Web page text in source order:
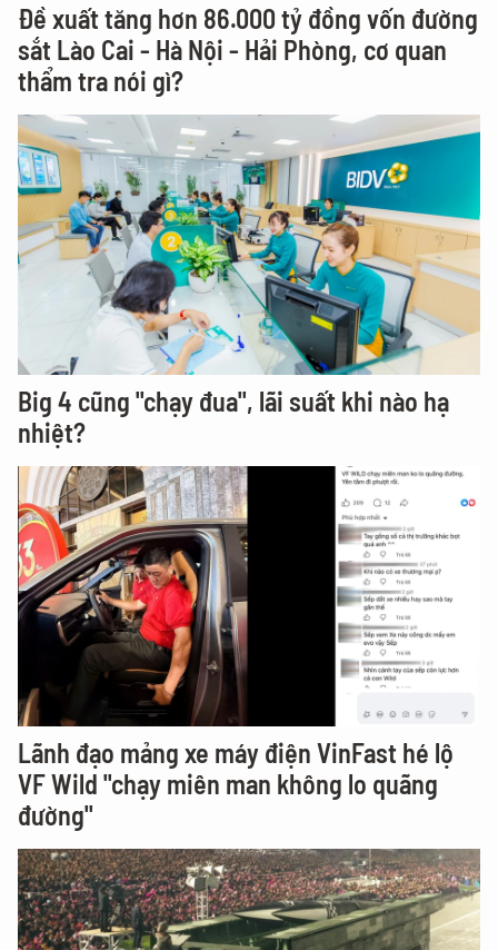
Đề xuất tăng hơn 86.000 tỷ đồng vốn đường
sắt Lào Cai - Hà Nội - Hải Phòng, cơ quan
thẩm tra nói gì?
Big 4 cũng "chạy đua", lãi suất khi nào hạ
nhiệt?
Lãnh đạo mảng xe máy điện VinFast hé lộ
VF Wild "chạy miên man không lo quãng
đường"